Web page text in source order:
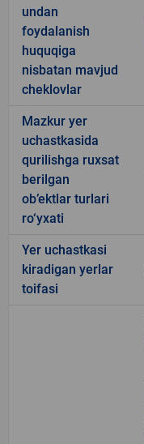
undan
foydalanish
huquqiga
nisbatan mavjud
cheklovlar
Mazkur yer
uchastkasida
qurilishga ruxsat
berilgan
ob’ektlar turlari
ro‘yxati
Yer uchastkasi
kiradigan yerlar
toifasi